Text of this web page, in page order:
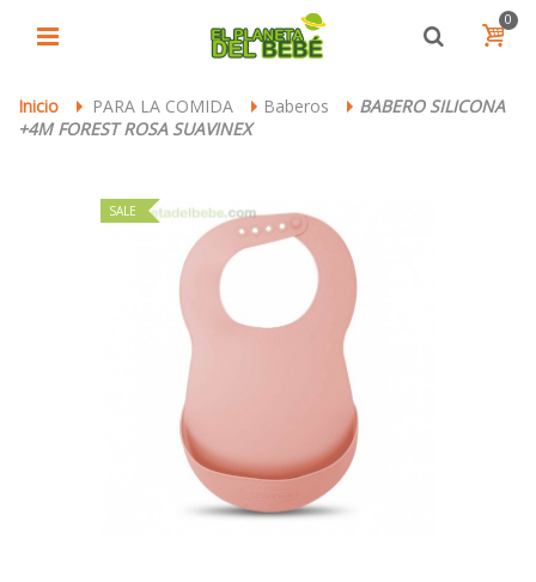
0
Inicio > PARA LA COMIDA > Baberos > BABERO SILICONA
+4M FOREST ROSA SUAVINEX
SALE